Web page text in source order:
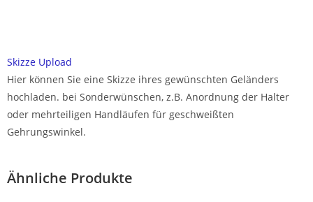
Skizze Upload
Hier können Sie eine Skizze ihres gewünschten Geländers
hochladen. bei Sonderwünschen, z.B. Anordnung der Halter
oder mehrteiligen Handläufen für geschweißten
Gehrungswinkel.
Ähnliche Produkte